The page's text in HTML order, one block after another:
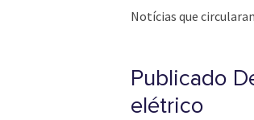
Notícias que
Publicado
elétrico